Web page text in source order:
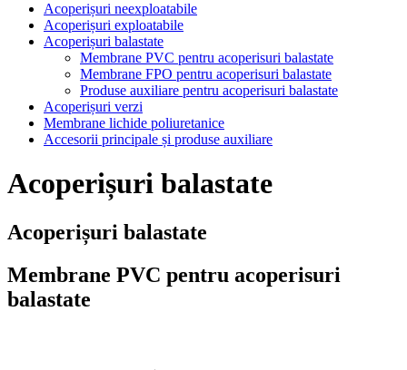
Acoperișuri neexploatabile
Acoperișuri exploatabile
Acoperișuri balastate
Membrane PVC pentru acoperisuri balastate
Membrane FPO pentru acoperisuri balastate
Produse auxiliare pentru acoperisuri balastate
Acoperișuri verzi
Membrane lichide poliuretanice
Accesorii principale și produse auxiliare
Acoperișuri balastate
Acoperișuri balastate
Membrane PVC pentru acoperisuri
balastate